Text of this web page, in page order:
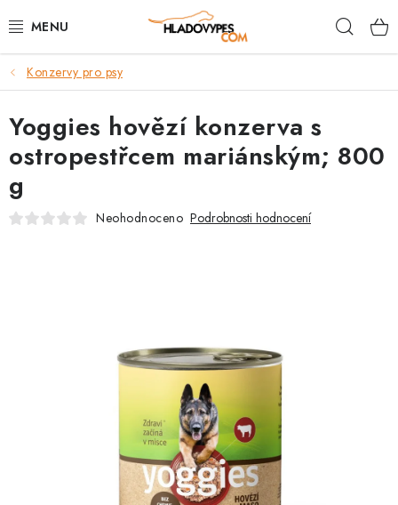
na
POTŘEBY PRO PSY
TAMI PŘEPRAVNÍ BOXY
SPORT SE PSEM
BACK ON TRACK
Konzervy pro psy
Yoggies hovězí konzerva s
ostropestřcem mariánským; 800
g
Neohodnoceno Podrobnosti hodnocení